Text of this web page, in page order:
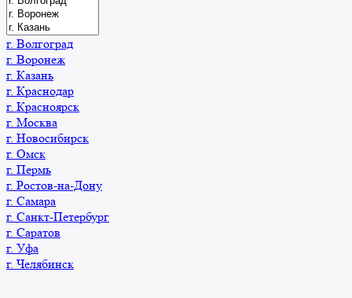
г. Волгоград
г. Воронеж
г. Казань
г. Краснодар
г. Красноярск
г. Москва
г. Новосибирск
г. Омск
г. Пермь
г. Ростов-на-Дону
г. Самара
г. Санкт-Петербург
г. Саратов
г. Уфа
г. Челябинск